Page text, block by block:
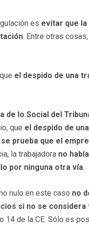
es evitar que
. Entre otras
el despido de una
de lo Social del
que el despido de
prueba que el
la trabajadora no
por ninguna otra vía.
nulo en este caso no
si no se
14 de la CE. Sólo es